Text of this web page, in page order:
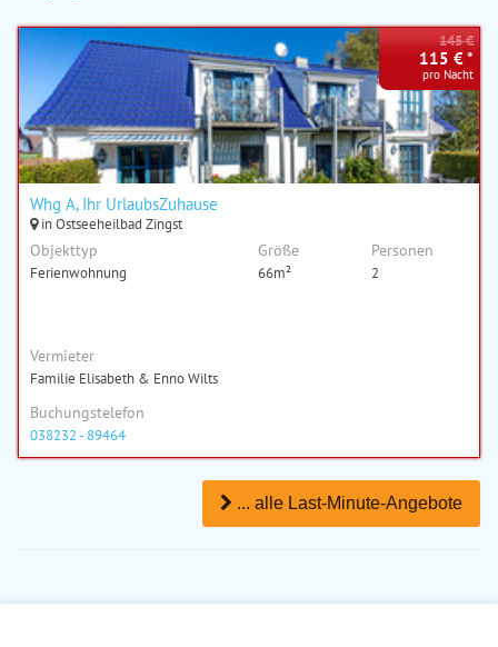
Whg A, Ihr UrlaubsZuhause
in Ostseeheilbad Zingst
Objekttyp
Ferienwohnung
Größe
66m²
Personen
2
145 €
115 € *
pro Nacht
Vermieter
Familie Elisabeth & Enno Wilts
Buchungstelefon
038232 - 89464
... alle Last-Minute-Angebote